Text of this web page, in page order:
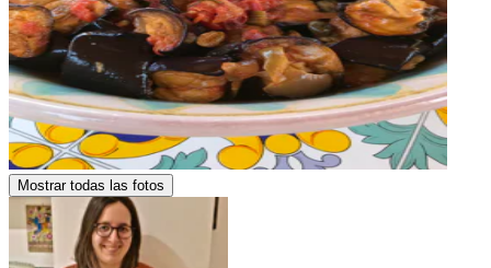
Mostrar todas las fotos